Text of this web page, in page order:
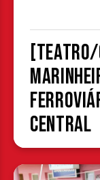
Central